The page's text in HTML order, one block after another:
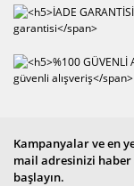
Kampanyalar ve en
mail adresinizi
başlayın.